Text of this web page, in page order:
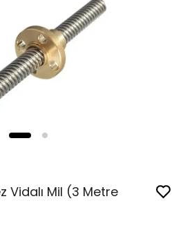
Vidalı Mil (3 Metre